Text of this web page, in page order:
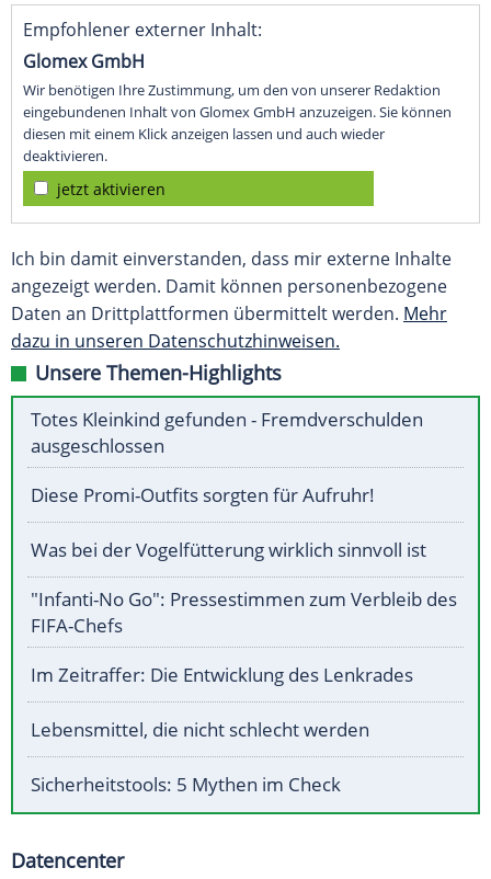
Empfohlener externer Inhalt:
Glomex GmbH
Wir benötigen Ihre Zustimmung, um den von unserer Redaktion
eingebundenen Inhalt von Glomex GmbH anzuzeigen. Sie können
diesen mit einem Klick anzeigen lassen und auch wieder
deaktivieren.
jetzt aktivieren
Ich bin damit einverstanden, dass mir externe Inhalte
angezeigt werden. Damit können personenbezogene
Daten an Drittplattformen übermittelt werden. Mehr
dazu in unseren Datenschutzhinweisen.
Unsere Themen-Highlights
Totes Kleinkind gefunden - Fremdverschulden
ausgeschlossen
Diese Promi-Outfits sorgten für Aufruhr!
Was bei der Vogelfütterung wirklich sinnvoll ist
"Infanti-No Go": Pressestimmen zum Verbleib des
FIFA-Chefs
Im Zeitraffer: Die Entwicklung des Lenkrades
Lebensmittel, die nicht schlecht werden
Sicherheitstools: 5 Mythen im Check
Datencenter